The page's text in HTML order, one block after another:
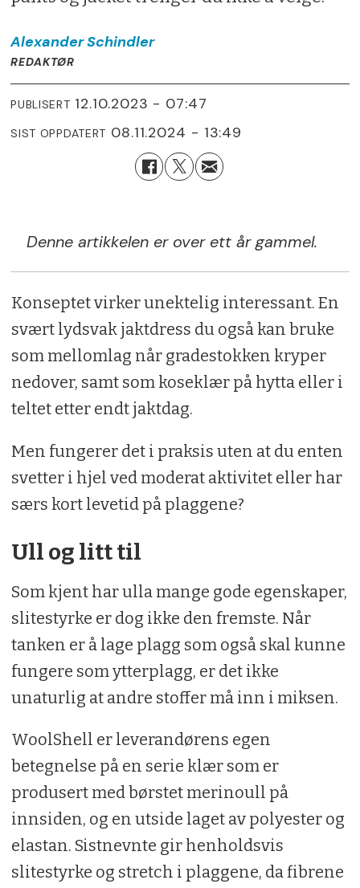
AlexanderSchindler
REDAKTØR
PUBLISERT 12.10.2023 - 07:47
SIST OPPDATERT 08.11.2024 - 13:49
Denne artikkelen er over ett år gammel.
Konseptet virker unektelig interessant. En
svært lydsvak jaktdress du også kan bruke
som mellomlag når gradestokken kryper
nedover, samt som koseklær på hytta eller i
teltet etter endt jaktdag.
Men fungerer det i praksis uten at du enten
svetter i hjel ved moderat aktivitet eller har
særs kort levetid på plaggene?
Ull og litt til
Som kjent har ulla mange gode egenskaper,
slitestyrke er dog ikke den fremste. Når
tanken er å lage plagg som også skal kunne
fungere som ytterplagg, er det ikke
unaturlig at andre stoffer må inn i miksen.
WoolShell er leverandørens egen
betegnelse på en serie klær som er
produsert med børstet merinoull på
innsiden, og en utside laget av polyester og
elastan. Sistnevnte gir henholdsvis
slitestyrke og stretch i plaggene, da fibrene